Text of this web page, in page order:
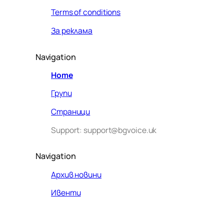
Terms of conditions
За реклама
Navigation
Home
Групи
Страници
Support: support@bgvoice.uk
Navigation
Архив новини
Ивенти